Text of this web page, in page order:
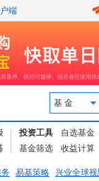
端
基 金
投资工具
自选基金
基金筛选
收益计算
易基策略 兴业全球